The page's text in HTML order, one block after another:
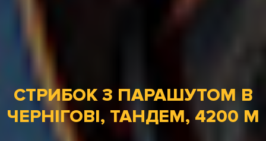
СТРИБОК З ПАРАШУТОМ В
ЧЕРНІГОВІ, ТАНДЕМ, 4200 М